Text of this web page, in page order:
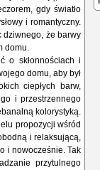
gdy światło
i romantyczny.
dziwnego, że barwy
domu.
o skłonnościach i
domu, aby był
ciepłych barw,
i przestrzennego
kolorystyką.
propozycji wśród
i relaksującą,
i nowocześnie. Tak
przytulnego